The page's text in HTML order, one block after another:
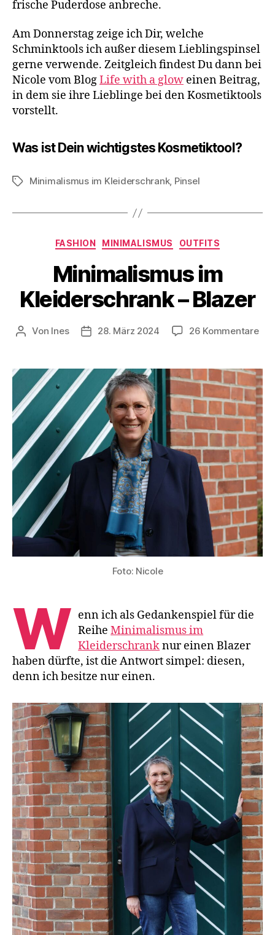
frische Puderdose anbreche.
Am Donnerstag zeige ich Dir, welche
Schminktools ich außer diesem Lieblingspinsel
gerne verwende. Zeitgleich findest Du dann bei
Nicole vom BlogLife with a glow einen Beitrag,
in dem sie ihre Lieblinge bei den Kosmetiktools
vorstellt.
Was ist Dein wichtigstes Kosmetiktool?
Schlagwörter
Minimalismus im Kleiderschrank, Pinsel
Kategorien
FASHION MINIMALISMUS OUTFITS
Minimalismus im
Kleiderschrank – Blazer
Beitragsautor
Von Ines Veröffentlichungsdatum
28. März 2024 26 Kommentarezu
–
Foto: Nicole
W enn ich als Gedankenspiel für die
ReiheMinimalismus im
Kleiderschranknur einen Blazer
haben dürfte, ist die Antwort simpel: diesen,
denn ich besitze nur einen.